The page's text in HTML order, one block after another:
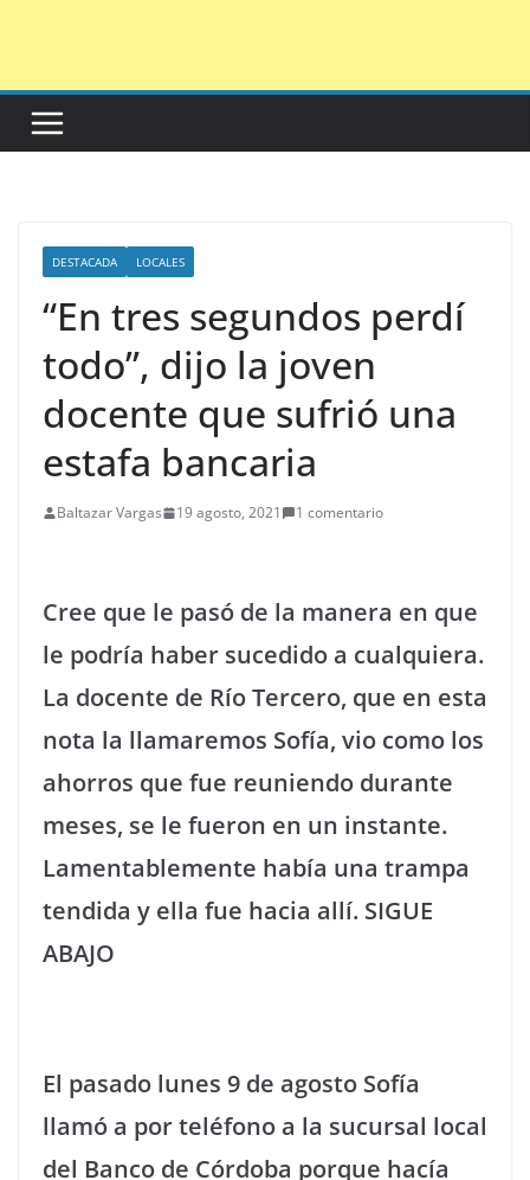
DESTACADA LOCALES
“En tres segundos perdí
todo”, dijo la joven
docente que sufrió una
estafa bancaria
Baltazar Vargas 19 agosto, 2021 1 comentario
Cree que le pasó de la manera en que
le podría haber sucedido a cualquiera.
La docente de Río Tercero, que en esta
nota la llamaremos Sofía, vio como los
ahorros que fue reuniendo durante
meses, se le fueron en un instante.
Lamentablemente había una trampa
tendida y ella fue hacia allí. SIGUE
ABAJO
El pasado lunes 9 de agosto Sofía
llamó a por teléfono a la sucursal local
del Banco de Córdoba porque hacía